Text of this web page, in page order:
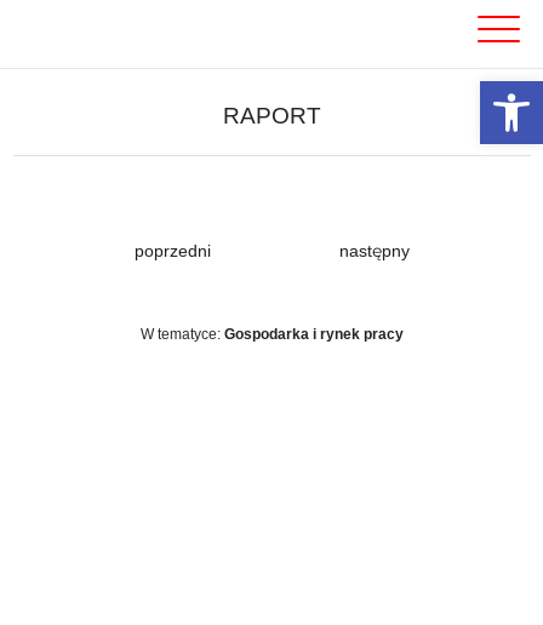
RAPORT
poprzedni następny
W tematyce: Gospodarka i rynek pracy